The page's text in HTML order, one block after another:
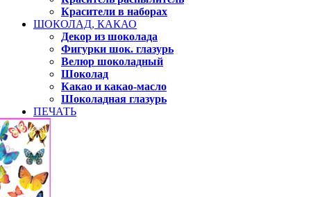
Красители в наборах
ШОКОЛАД, КАКАО
Декор из шоколада
Фигурки шок. глазурь
Велюр шоколадный
Шоколад
Какао и какао-масло
Шоколадная глазурь
ПЕЧАТЬ